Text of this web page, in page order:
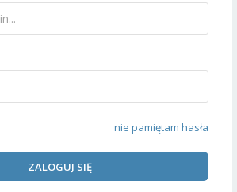
nie pamiętam hasła
ZALOGUJ SIĘ